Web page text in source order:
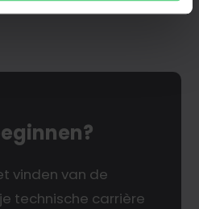
vinden van de
technische carrière